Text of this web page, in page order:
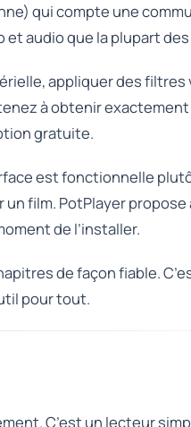
qui compte une
et audio que la plupart
appliquer des
à obtenir
gratuite.
est fonctionnelle
film. PotPlayer propose
de l’installer.
de façon fiable.
pour tout.
C’est un lecteur